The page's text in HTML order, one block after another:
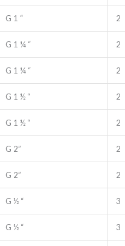
G 1 “ 2
G 1 ¼ “ 2
G 1 ¼ “ 2
G 1 ½ “ 2
G 1 ½ “ 2
G 2” 2
G 2” 2
G ½ “ 3
G ½ “ 3